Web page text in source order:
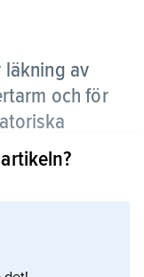
av
och för
orsakas
(H2-